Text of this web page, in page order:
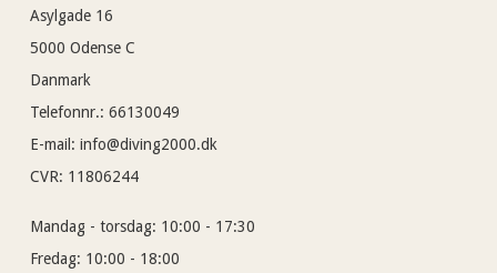
Asylgade 16
5000 Odense C
Danmark
Telefonnr.: 66130049
E-mail : info@diving2000.dk
CVR: 11806244
Mandag - torsdag: 10:00 - 17:30
Fredag: 10:00 - 18:00